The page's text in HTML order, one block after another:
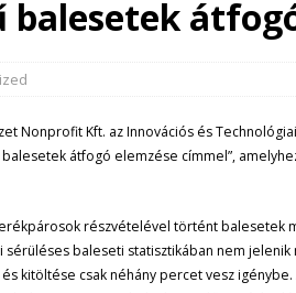
Nonprofit Kft. az Innovációs és
átfogó elemzése címmel”,
részvételével történt balesetek
baleseti statisztikában nem jelenik
kitöltése csak néhány percet vesz